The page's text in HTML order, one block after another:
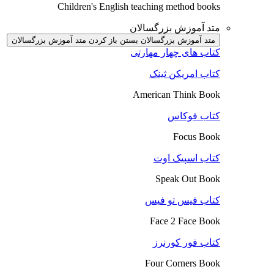
Children's English teaching method books
متد آموزش بزرگسالان
متد آموزش بزرگسالان بستن باز کردن متد آموزش بزرگسالان
کتاب های چهار مهارتی
کتاب امریکن ثینک
American Think Book
کتاب فوکاس
Focus Book
کتاب اسپیک اوت
Speak Out Book
کتاب فیس تو فیس
Face 2 Face Book
کتاب فور کورنرز
Four Corners Book